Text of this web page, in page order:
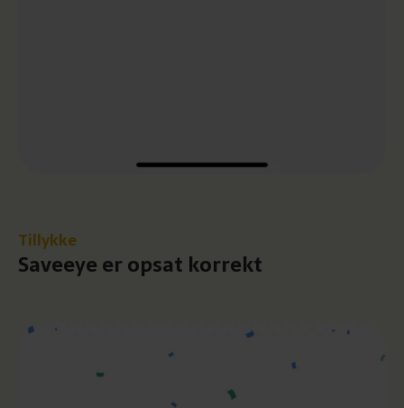
Tillykke
Saveeye er opsat korrekt